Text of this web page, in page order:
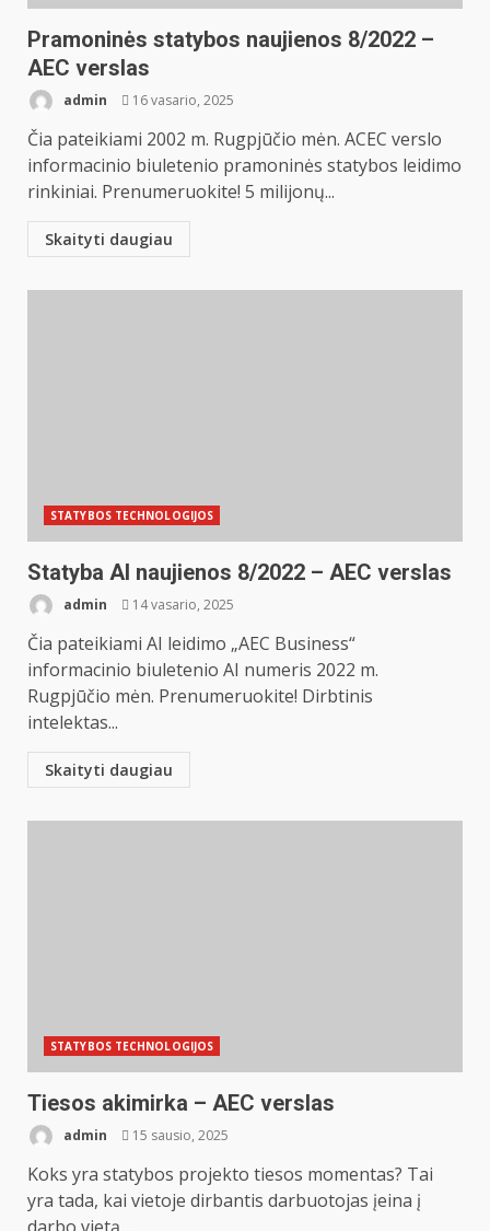
Pramoninės statybos naujienos 8/2022 –
AEC verslas
admin 16 vasario, 2025
Čia pateikiami 2002 m. Rugpjūčio mėn. ACEC verslo
informacinio biuletenio pramoninės statybos leidimo
rinkiniai. Prenumeruokite! 5 milijonų...
Skaityti daugiau
STATYBOS TECHNOLOGIJOS
Statyba AI naujienos 8/2022 – AEC verslas
admin 14 vasario, 2025
Čia pateikiami AI leidimo „AEC Business“
informacinio biuletenio AI numeris 2022 m.
Rugpjūčio mėn. Prenumeruokite! Dirbtinis
intelektas...
Skaityti daugiau
STATYBOS TECHNOLOGIJOS
Tiesos akimirka – AEC verslas
admin 15 sausio, 2025
Koks yra statybos projekto tiesos momentas? Tai
yra tada, kai vietoje dirbantis darbuotojas įeina į